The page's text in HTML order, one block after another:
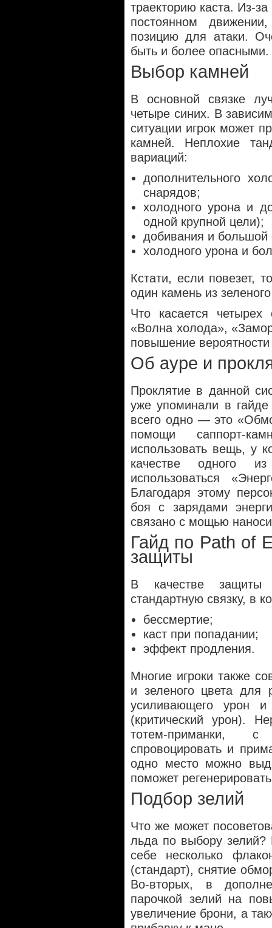
траекторию каста. Из-
постоянном
позицию для атаки.
быть и более опасными.
Выбор камней
В основной связке
четыре синих. В
ситуации игрок может
камней. Неплохие
вариаций:
дополнительного
снарядов;
холодного урона и
одной крупной цели);
добивания и большой
холодного урона и
Кстати, если повезет,
один камень из
Что касается
«Волна холода»,
повышение вероятности
Об ауре и
Проклятие в данной
уже упоминали в
всего одно — это
помощи саппорт-
использовать вещь, у
качестве одного
использоваться
Благодаря этому
боя с зарядами
связано с мощью
Гайд по Path of
защиты
В качестве защиты
стандартную связку, в
бессмертие;
каст при попадании;
эффект продления.
Многие игроки также
и зеленого цвета для
усиливающего урон и
(критический урон).
тотем-приманки,
спровоцировать и
одно место можно
поможет
Подбор зелий
Что же может
льда по выбору
себе несколько
(стандарт), снятие
Во-вторых, в
парочкой зелий на
увеличение брони, а